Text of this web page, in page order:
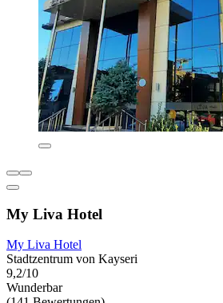
My Liva Hotel
My Liva Hotel
Stadtzentrum von Kayseri
9,2/10
Wunderbar